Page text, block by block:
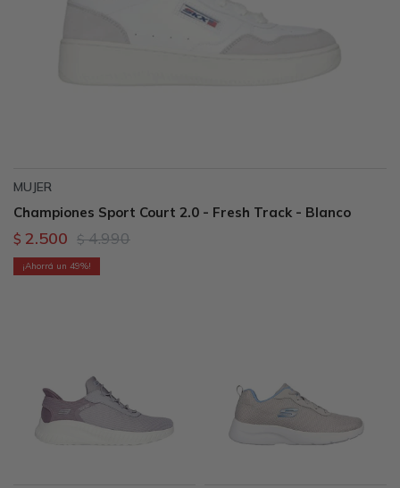
MUJER
Championes Sport Court 2.0 - Fresh Track - Blanco
$ 2.500 $ 4.990
49